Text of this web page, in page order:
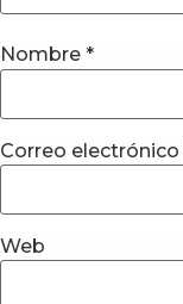
Nombre *
Correo electrónico
Web